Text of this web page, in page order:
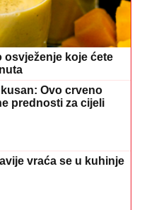
osvježenje koje ćete
Ovo crveno
prednosti za cijeli
vraća se u kuhinje